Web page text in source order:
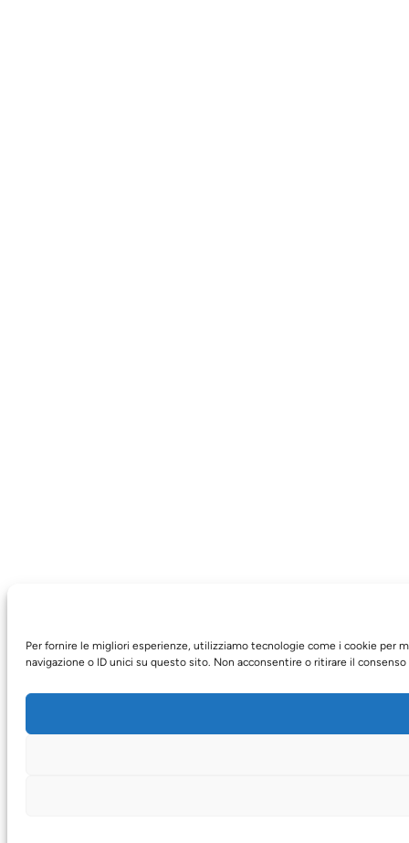
Per fornire le migliori esperienze, utilizziamo tecnologie come i cookie per
navigazione o ID unici su questo sito. Non acconsentire o ritirare il